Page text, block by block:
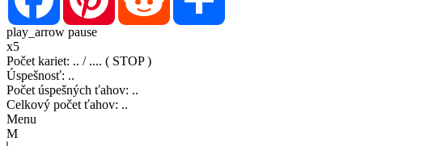
play_arrow pause
x5
Počet kariet: .. / .... ( STOP )
Úspešnosť: ..
Počet úspešných ťahov: ..
Celkový počet ťahov: ..
Menu
M